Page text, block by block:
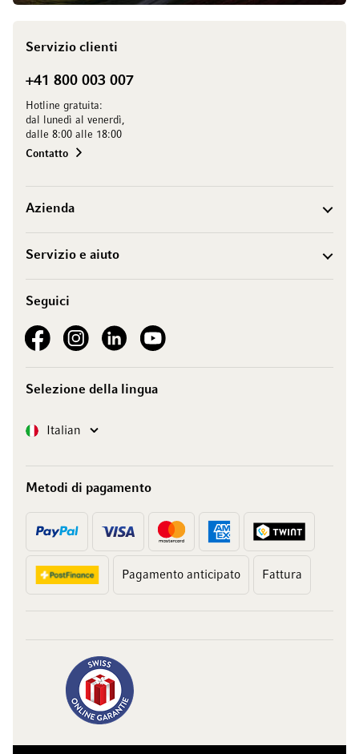
Servizio clienti
+41 800 003 007
Hotline gratuita:
dal lunedì al venerdì,
dalle 8:00 alle 18:00
Contatto
Azienda
Servizio e aiuto
Seguici
See our FacebookSee our Instagram account
See our LinkedInSee our YouTube channel
Selezione della lingua
Lingua Italian
Metodi di pagamento
Pagamento anticipato Fattura